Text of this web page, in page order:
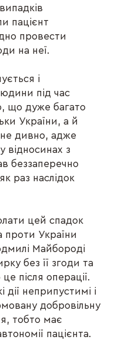
пацієнт
провести
на неї.
і
під час
що дуже багато
України, а й
не дивно, адже
відносинах з
беззаперечно
раз наслідок
цей спадок
проти України
Майбороді
без її згоди та
після операції.
неприпустимі і
добровільну
тобто має
пацієнта.